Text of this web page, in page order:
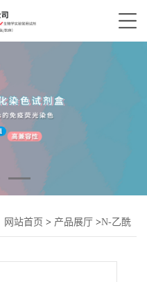
网站首页 > 产品展厅 >N-乙酰